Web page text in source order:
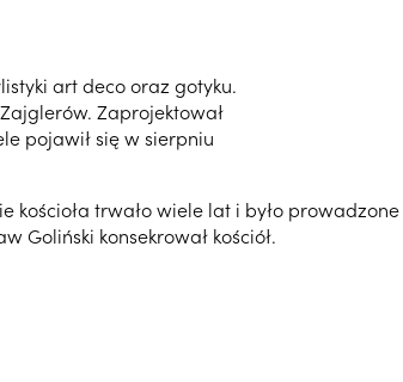
art deco oraz gotyku.
Zaprojektował
pojawił się w sierpniu
trwało wiele lat i było
Goliński konsekrował kościół.